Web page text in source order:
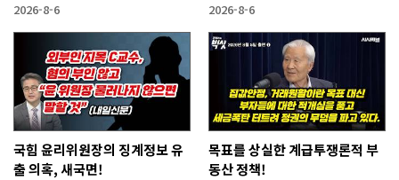
2026-8-6 2026-8-6
국힘 윤리위원장의 징계정보 유
출 의혹, 새국면!
목표를 상실한 계급투쟁론적 부
동산 정책!